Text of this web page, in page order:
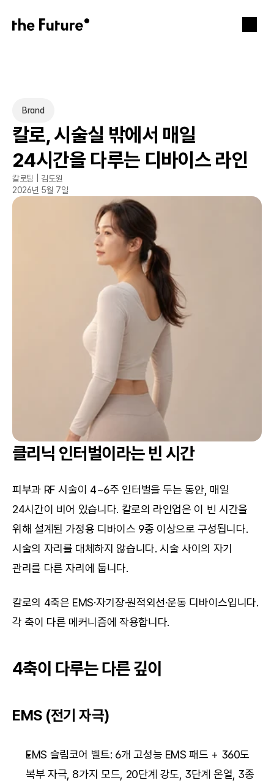
Brand
칼로, 시술실 밖에서 매일
24시간을 다루는 디바이스 라인
칼로팀 | 김도원
2026년 5월 7일
클리닉 인터벌이라는 빈 시간
피부과 RF 시술이 4~6주 인터벌을 두는 동안, 매일
24시간이 비어 있습니다. 칼로의 라인업은 이 빈 시간을
위해 설계된 가정용 디바이스 9종 이상으로 구성됩니다.
시술의 자리를 대체하지 않습니다. 시술 사이의 자기
관리를 다른 자리에 둡니다.
칼로의 4축은 EMS·자기장·원적외선·운동 디바이스입니다.
각 축이 다른 메커니즘에 작용합니다.
4축이 다루는 다른 깊이
EMS (전기 자극)
EMS 슬림코어 벨트: 6개 고성능 EMS 패드 + 360도
복부 자극, 8가지 모드, 20단계 강도, 3단계 온열, 3종